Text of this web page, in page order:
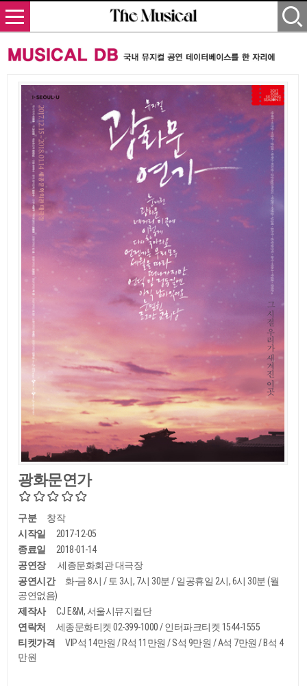
광화문연가
구분
창작
시작일
2017-12-05
종료일
2018-01-14
공연장
세종문화회관 대극장
공연시간
화-금 8시 / 토 3시, 7시 30분 / 일공휴일 2시, 6시 30분 (월
공연없음)
제작사
CJ E&M, 서울시뮤지컬단
연락처
세종문화티켓 02-399-1000 / 인터파크티켓 1544-1555
티켓가격
VIP석 14만원 / R석 11만원 / S석 9만원 / A석 7만원 / B석 4
만원